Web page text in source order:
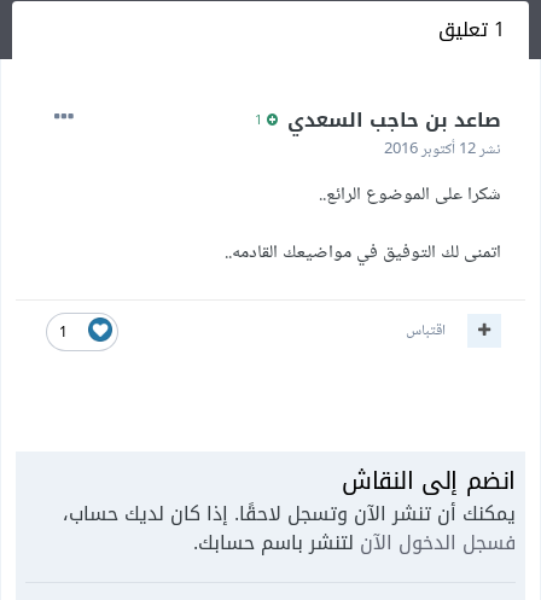
1 تعليق
صاعد بن حاجب السعدي
نشر12 أكتوبر 2016
شكرا على الموضوع الرائع..
اتمنى لك التوفيق في مواضيعك القادمه..
1 اقتباس
انضم إلى النقاش
يمكنك أن تنشر الآن وتسجل لاحقًا. إذا كان لديك حساب،
فسجل الدخول الآن لتنشر باسم حسابك.